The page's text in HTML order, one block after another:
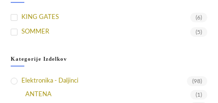
KING GATES (6)
SOMMER (5)
Kategorije Izdelkov
Elektronika - Daljinci (98)
ANTENA (1)